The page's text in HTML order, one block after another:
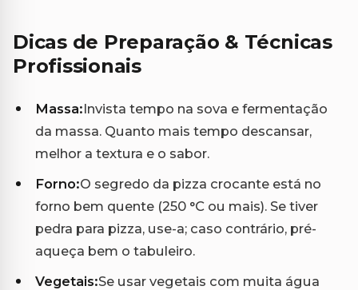
Dicas de Preparação & Técnicas
Profissionais
Massa:Invista tempo na sova e fermentação
da massa. Quanto mais tempo descansar,
melhor a textura e o sabor.
Forno:O segredo da pizza crocante está no
forno bem quente (250 °C ou mais). Se tiver
pedra para pizza, use-a; caso contrário, pré-
aqueça bem o tabuleiro.
Vegetais:Se usar vegetais com muita água